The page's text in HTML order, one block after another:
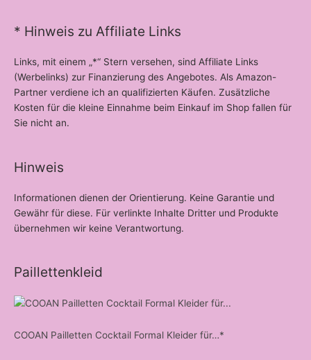
* Hinweis zu Affiliate Links
Links, mit einem „*“ Stern versehen, sind Affiliate Links
(Werbelinks) zur Finanzierung des Angebotes. Als Amazon-
Partner verdiene ich an qualifizierten Käufen. Zusätzliche
Kosten für die kleine Einnahme beim Einkauf im Shop fallen für
Sie nicht an.
Hinweis
Informationen dienen der Orientierung. Keine Garantie und
Gewähr für diese. Für verlinkte Inhalte Dritter und Produkte
übernehmen wir keine Verantwortung.
Paillettenkleid
COOAN Pailletten Cocktail Formal Kleider für…*